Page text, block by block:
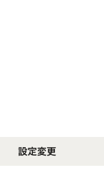
設定変更